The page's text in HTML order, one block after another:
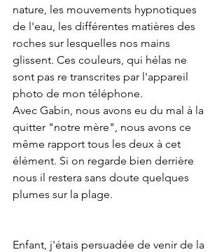
nature, les mouvements hypnotiques
de l'eau, les différentes matières des
roches sur lesquelles nos mains
glissent. Ces couleurs, qui hélas ne
sont pas re transcrites par l'appareil
photo de mon téléphone.
Avec Gabin, nous avons eu du mal à la
quitter "notre mère", nous avons ce
même rapport tous les deux à cet
élément. Si on regarde bien derrière
nous il restera sans doute quelques
plumes sur la plage.
Enfant, j'étais persuadée de venir de la